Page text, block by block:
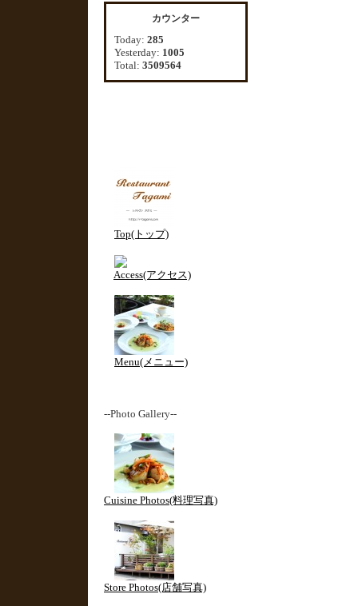
カウンター
Today: 285
Yesterday: 1005
Total: 3509564
Top(トップ)
Access(アクセス)
Menu(メニュー)
--Photo Gallery--
Cuisine Photos(料理写真)
Store Photos(店舗写真)